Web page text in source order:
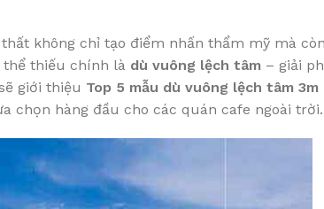
không chỉ tạo điểm nhấn thẩm mỹ mà
thể thiếu chính là dù vuông lệch tâm – giải
giới thiệu Top 5 mẫu dù vuông lệch tâm 3m
chọn hàng đầu cho các quán cafe ngoài trời.